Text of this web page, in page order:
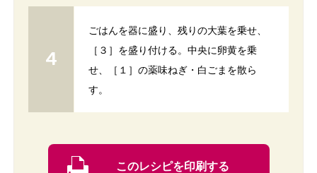
ごはんを器に盛り、残りの大葉を乗せ、
［３］を盛り付ける。中央に卵黄を乗
せ、［１］の薬味ねぎ・白ごまを散ら
す。
このレシピを印刷する